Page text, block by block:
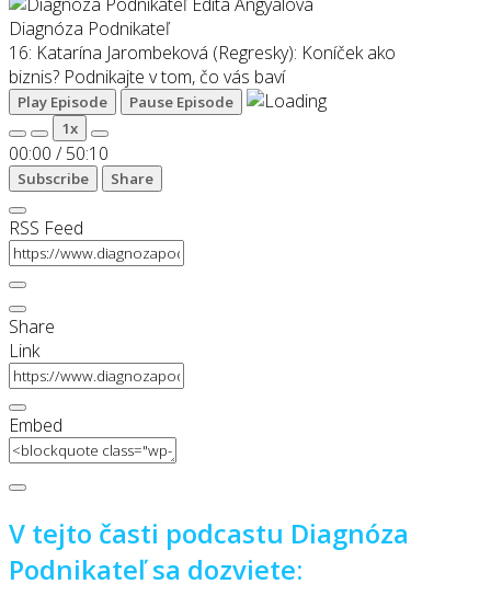
Diagnóza Podnikateľ
16: Katarína Jarombeková (Regresky): Koníček ako
biznis? Podnikajte v tom, čo vás baví
Play Episode
Pause Episode
1x
00:00 / 50:10
Subscribe Share
RSS Feed
Share
Link
Embed
V tejto časti podcastu Diagnóza
Podnikateľ sa dozviete: